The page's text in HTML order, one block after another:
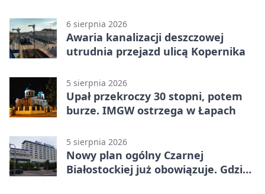
6 sierpnia 2026
Awaria kanalizacji deszczowej
utrudnia przejazd ulicą Kopernika
5 sierpnia 2026
Upał przekroczy 30 stopni, potem
burze. IMGW ostrzega w Łapach
5 sierpnia 2026
Nowy plan ogólny Czarnej
Białostockiej już obowiązuje. Gdzie